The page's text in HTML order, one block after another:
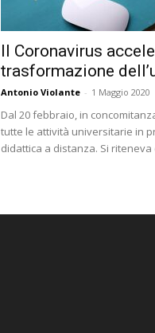
Il Coronavirus
trasformazione
Antonio Violante - 1 Maggio 2020
Dal 20 febbraio, in
tutte le attività universitarie in
didattica a distanza. Si riteneva